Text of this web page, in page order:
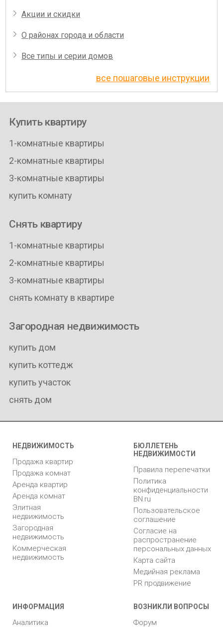
Акции и скидки
О районах города и области
Все типы и серии домов
все пошаговые инструкции
Купить квартиру
1-комнатные квартиры
2-комнатные квартиры
3-комнатные квартиры
купить комнату
Снять квартиру
1-комнатные квартиры
2-комнатные квартиры
3-комнатные квартиры
снять комнату в квартире
Загородная недвижимость
купить дом
купить коттедж
купить участок
снять дом
НЕДВИЖИМОСТЬ
Продажа квартир
Продажа комнат
Аренда квартир
Аренда комнат
Элитная
недвижимость
Загородная
недвижимость
Коммерческая
недвижимость
БЮЛЛЕТЕНЬ
НЕДВИЖИМОСТИ
Правила перепечатки
Политика
конфиденциальности
BN.ru
Пользовательское
соглашение
Согласие на
распространение
персональных данных
Карта сайта
Медийная реклама
PR продвижение
ИНФОРМАЦИЯ
Аналитика
ВОЗНИКЛИ ВОПРОСЫ
Форум